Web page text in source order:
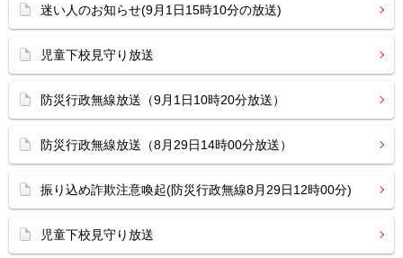
迷い人のお知らせ(9月1日15時10分の放送)
児童下校見守り放送
防災行政無線放送（9月1日10時20分放送）
防災行政無線放送（8月29日14時00分放送）
振り込め詐欺注意喚起(防災行政無線8月29日12時00分)
児童下校見守り放送